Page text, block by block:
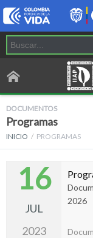
DOCUMENTOS
Programas
INICIO PROGRAMAS
16
JUL
2023
2026